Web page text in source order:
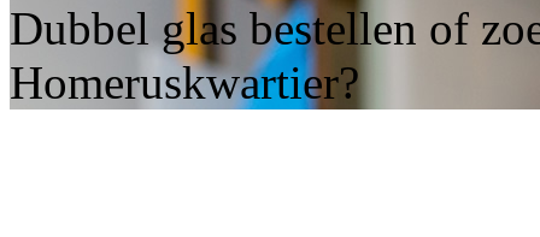
Dubbel glas bestellen of
Homeruskwartier?